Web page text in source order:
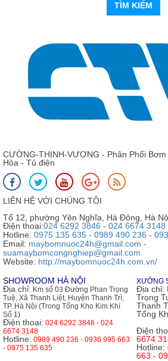
TÌM KIẾM
CƯỜNG-THỊNH-VƯƠNG - Phân Phối
Hỏa - Tủ điện
LIÊN HỆ VỚI CHÚNG TÔI
Tổ 12, phường Yên Nghĩa, Hà Đông, Hà
Điện thoại:024 6292 3846 - 024 6674 3148
Hotline: 0975 135 635 - 0989 490 236 -
Email: maybomnuoc24h@gmail.com -
suamaybomcongnghiep@gmail.com
Website: http://maybomnuoc24h.com.vn/
SHOWROOM HÀ NỘI
Địa chỉ: Km số 03 Đường Phan Trọng
Tuệ, Xã Thanh Liệt, Huyện Thanh Trì,
TP. Hà Nội (Trong Tổng Kho Kim Khí
Số 1)
Điện thoại: 024 6292 3846 - 024
6674 3148
Hotline: 0989 490 236 - 0936 995 663
- 0975 135 635
XƯỞNG
Địa chỉ:
Trọng
Thanh
Tổng
Điện
6674
Hotline:
663 -